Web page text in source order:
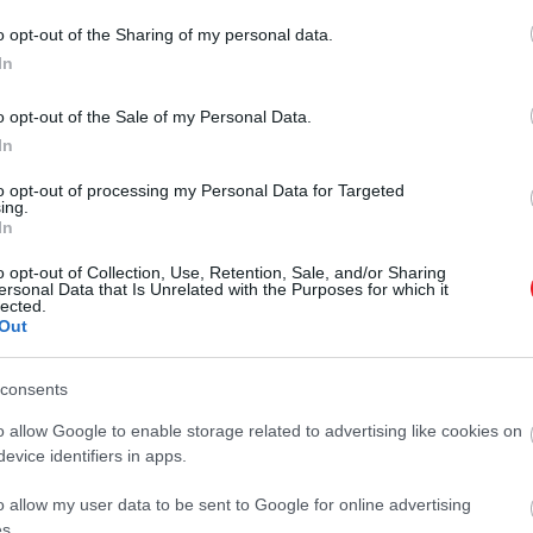
opt-out of the Sharing of my personal data.
opt-out of the Sale of my Personal Data.
opt-out of processing my Personal Data for Targeted
opt-out of Collection, Use, Retention, Sale, and/or Sharing
Data that Is Unrelated with the Purposes for which it
allow Google to enable storage related to advertising like cookies on
identifiers in apps.
allow my user data to be sent to Google for online advertising
található egy fontos, ám annál
nyirokszerv fontos szerepet játszik a
gyermekkori egészségben és
fejlettséget. Ezután állománya
ráktól is megvédhet